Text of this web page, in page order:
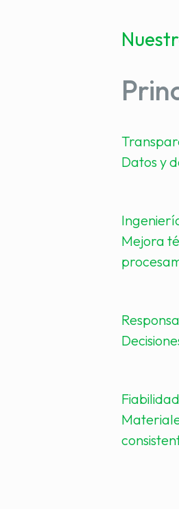
Datos y
Mejora
Fiabilidad